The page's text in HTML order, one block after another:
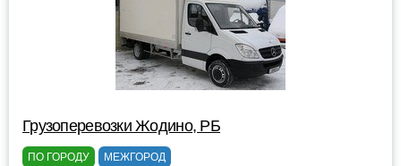
Грузоперевозки Жодино, РБ
ПО ГОРОДУ МЕЖГОРОД